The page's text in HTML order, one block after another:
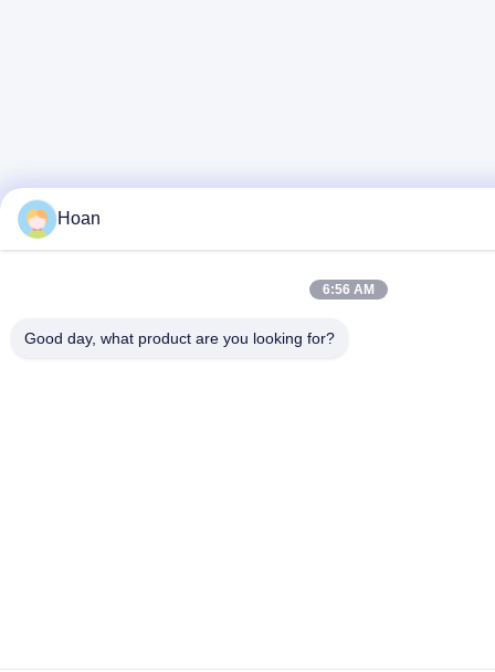
Hoan
6:56 AM
Good day, what product are you looking for?